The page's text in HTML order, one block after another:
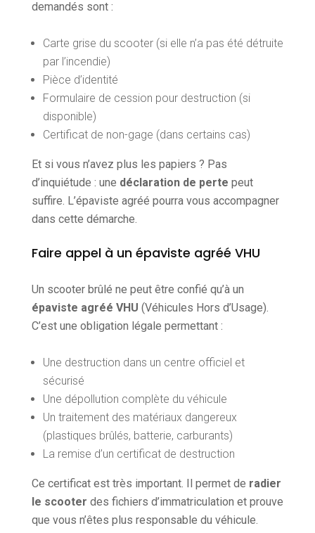
demandés sont :
Carte grise du scooter (si elle n’a pas été détruite
par l’incendie)
Pièce d’identité
Formulaire de cession pour destruction (si
disponible)
Certificat de non-gage (dans certains cas)
Et si vous n’avez plus les papiers ? Pas
d’inquiétude : une déclaration de perte peut
suffire. L’épaviste agréé pourra vous accompagner
dans cette démarche.
Faire appel à un épaviste agréé VHU
Un scooter brûlé ne peut être confié qu’à un
épaviste agréé VHU (Véhicules Hors d’Usage).
C’est une obligation légale permettant :
Une destruction dans un centre officiel et
sécurisé
Une dépollution complète du véhicule
Un traitement des matériaux dangereux
(plastiques brûlés, batterie, carburants)
La remise d’un certificat de destruction
Ce certificat est très important. Il permet de radier
le scooter des fichiers d’immatriculation et prouve
que vous n’êtes plus responsable du véhicule.